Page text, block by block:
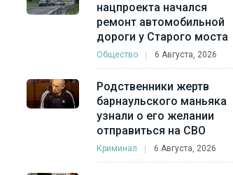
нацпроекта начался
ремонт автомобильной
дороги у Старого моста
Общество 6 Августа, 2026
Родственники жертв
барнаульского маньяка
узнали о его желании
отправиться на СВО
Криминал 6 Августа, 2026